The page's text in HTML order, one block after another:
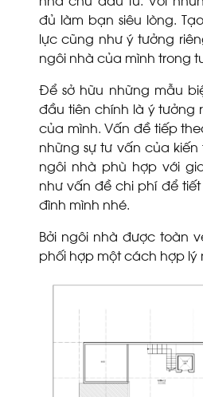
đủ làm bạn siêu lòng.
lực cũng như ý tưởng
ngôi nhà của mình trong
Để sở hữu những mẫu
đầu tiên chính là ý tưởng
của mình. Vấn đề tiếp
những sự tư vấn của
ngôi nhà phù hợp với
như vấn đề chi phí để
đình mình nhé.
Bởi ngôi nhà được toàn
phối hợp một cách hợp lý